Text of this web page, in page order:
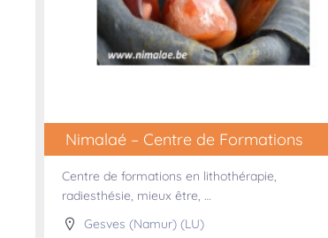
Nimalaé – Centre de Formations
Centre de formations en lithothérapie,
radiesthésie, mieux être, …
Gesves (Namur) (LU)